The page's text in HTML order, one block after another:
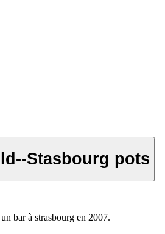
Stasbourg pots
bar à strasbourg en 2007.